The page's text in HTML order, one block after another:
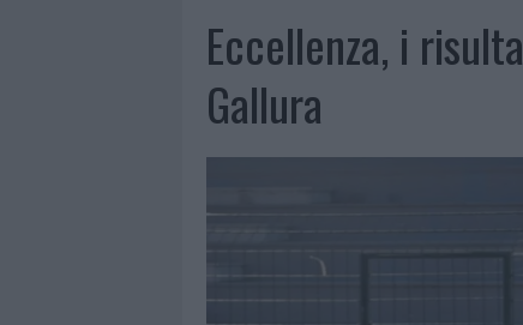
Eccellenza, i
Gallura